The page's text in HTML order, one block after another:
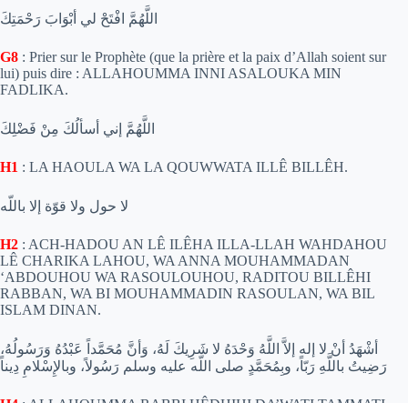
اللَّهُمَّ افْتَحْ لي أبْوَابَ رَحْمَتِكَ
G8 : Prier sur le Prophète (que la prière et la paix d’Allah soient sur
lui) puis dire : ALLAHOUMMA INNI ASALOUKA MIN
FADLIKA.
اللَّهُمَّ إني أسألُكَ مِنْ فَضْلِكَ
H1 : LA HAOULA WA LA QOUWWATA ILLÊ BILLÊH.
لا حول ولا قوّة إلا باللّه
H2 : ACH-HADOU AN LÊ ILÊHA ILLA-LLAH WAHDAHOU
LÊ CHARIKA LAHOU, WA ANNA MOUHAMMADAN
‘ABDOUHOU WA RASOULOUHOU, RADITOU BILLÊHI
RABBAN, WA BI MOUHAMMADIN RASOULAN, WA BIL
ISLAM DINAN.
أشْهَدُ أنْ لا إله إلاَّ اللَّهُ وَحْدَهُ لا شَرِيكَ لَهُ، وَأنَّ مُحَمَّداً عَبْدُهُ وَرَسُولُهُ،
رَضِيتُ باللَّهِ رَبّاً، وبِمُحَمَّدٍ صلى اللّه عليه وسلم رَسُولاً، وبالإِسْلامِ دِيناً